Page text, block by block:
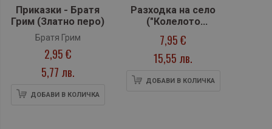
Приказки - Братя
Грим (Златно перо)
Братя Грим
2,95 €
5,77 лв.
ДОБАВИ В КОЛИЧКА
Разходка на село
("Колелото
завърти")
7,95 €
15,55 лв.
ДОБАВИ В КОЛИЧКА